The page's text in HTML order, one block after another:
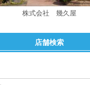
株式会社 幾久屋
店舗検索